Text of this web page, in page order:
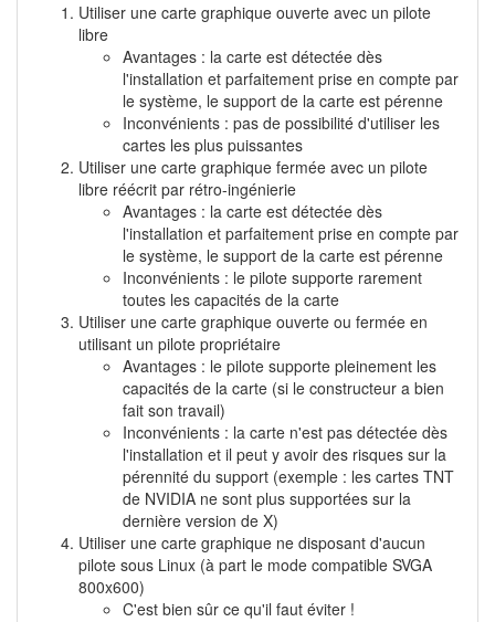
Utiliser une carte graphique ouverte avec un pilote
libre
Avantages : la carte est détectée dès
l'installation et parfaitement prise en compte par
le système, le support de la carte est pérenne
Inconvénients : pas de possibilité d'utiliser les
cartes les plus puissantes
Utiliser une carte graphique fermée avec un pilote
libre réécrit par rétro-ingénierie
Avantages : la carte est détectée dès
l'installation et parfaitement prise en compte par
le système, le support de la carte est pérenne
Inconvénients : le pilote supporte rarement
toutes les capacités de la carte
Utiliser une carte graphique ouverte ou fermée en
utilisant un pilote propriétaire
Avantages : le pilote supporte pleinement les
capacités de la carte (si le constructeur a bien
fait son travail)
Inconvénients : la carte n'est pas détectée dès
l'installation et il peut y avoir des risques sur la
pérennité du support (exemple : les cartes TNT
de NVIDIA ne sont plus supportées sur la
dernière version de X)
Utiliser une carte graphique ne disposant d'aucun
pilote sous Linux (à part le mode compatible SVGA
800x600)
C'est bien sûr ce qu'il faut éviter !